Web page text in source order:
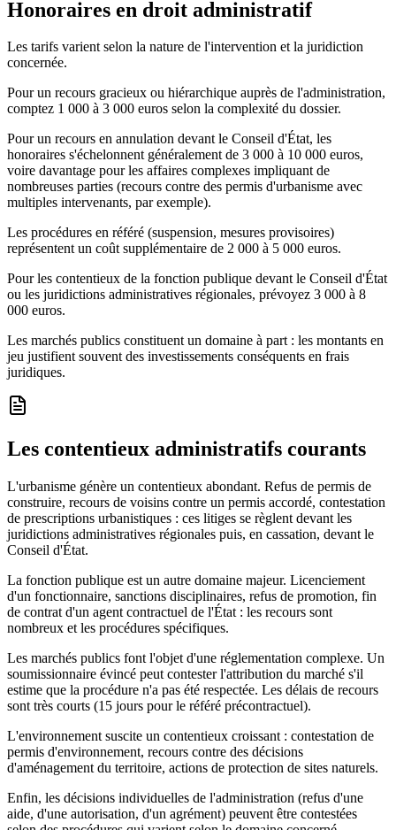
Honoraires en droit administratif
Les tarifs varient selon la nature de l'intervention et la juridiction
concernée.
Pour un recours gracieux ou hiérarchique auprès de l'administration,
comptez 1 000 à 3 000 euros selon la complexité du dossier.
Pour un recours en annulation devant le Conseil d'État, les
honoraires s'échelonnent généralement de 3 000 à 10 000 euros,
voire davantage pour les affaires complexes impliquant de
nombreuses parties (recours contre des permis d'urbanisme avec
multiples intervenants, par exemple).
Les procédures en référé (suspension, mesures provisoires)
représentent un coût supplémentaire de 2 000 à 5 000 euros.
Pour les contentieux de la fonction publique devant le Conseil d'État
ou les juridictions administratives régionales, prévoyez 3 000 à 8
000 euros.
Les marchés publics constituent un domaine à part : les montants en
jeu justifient souvent des investissements conséquents en frais
juridiques.
Les contentieux administratifs courants
L'urbanisme génère un contentieux abondant. Refus de permis de
construire, recours de voisins contre un permis accordé, contestation
de prescriptions urbanistiques : ces litiges se règlent devant les
juridictions administratives régionales puis, en cassation, devant le
Conseil d'État.
La fonction publique est un autre domaine majeur. Licenciement
d'un fonctionnaire, sanctions disciplinaires, refus de promotion, fin
de contrat d'un agent contractuel de l'État : les recours sont
nombreux et les procédures spécifiques.
Les marchés publics font l'objet d'une réglementation complexe. Un
soumissionnaire évincé peut contester l'attribution du marché s'il
estime que la procédure n'a pas été respectée. Les délais de recours
sont très courts (15 jours pour le référé précontractuel).
L'environnement suscite un contentieux croissant : contestation de
permis d'environnement, recours contre des décisions
d'aménagement du territoire, actions de protection de sites naturels.
Enfin, les décisions individuelles de l'administration (refus d'une
aide, d'une autorisation, d'un agrément) peuvent être contestées